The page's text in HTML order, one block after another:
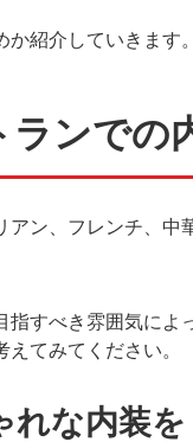
紹介していきます。
ランでの
アン、フレンチ、中
すべき雰囲気によ
てみてください。
れな内装を